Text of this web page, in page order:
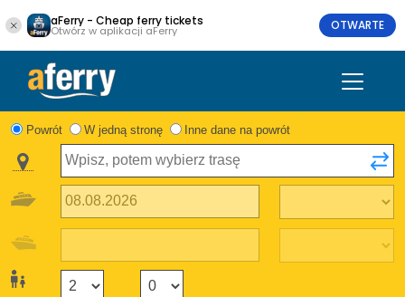
aFerry - Cheap ferry tickets
Otwórz w aplikacji aFerry OTWARTE
Powrót W jedną stronę Inne dane na powrót